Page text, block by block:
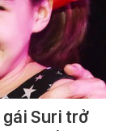
Suri trở